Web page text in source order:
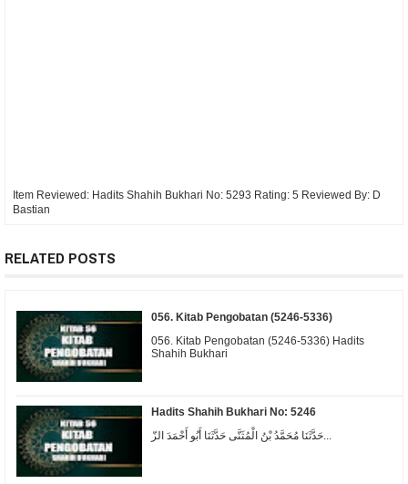
Item Reviewed: Hadits Shahih Bukhari No: 5293 Rating: 5 Reviewed By: D
Bastian
RELATED POSTS
056. Kitab Pengobatan (5246-5336)
056. Kitab Pengobatan (5246-5336) Hadits
Shahih Bukhari
Hadits Shahih Bukhari No: 5246
حَدَّثَنَا مُحَمَّدُ بْنُ الْمُثَنَّى حَدَّثَنَا أَبُو أَحْمَدَ الزّ...